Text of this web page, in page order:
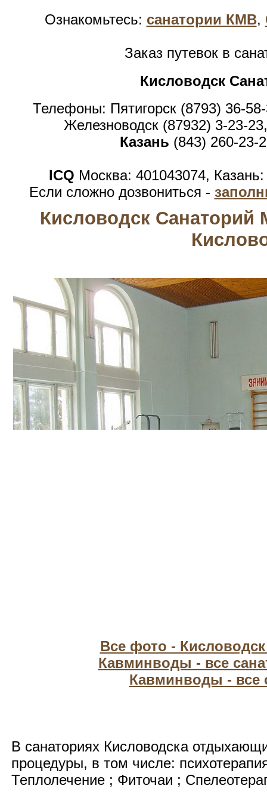
Ознакомьтесь: санатории КМВ,
Заказ путевок в
Кисловодск
Телефоны: Пятигорск (8793) 36-
Железноводск (87932) 3-23-
Казань (843) 260-23-
ICQ Москва: 401043074,
Если сложно дозвониться -
Кисловодск Санаторий
Все фото -
Кавминводы - все
Кавминводы - все
В санаториях Кисловодска
процедуры, в том числе:
Теплолечение ; Фиточаи ;